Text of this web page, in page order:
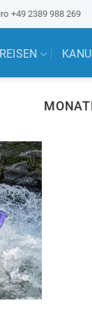
+49 2389 988 269